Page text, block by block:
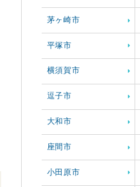
茅ヶ崎市
平塚市
横須賀市
逗子市
大和市
座間市
小田原市